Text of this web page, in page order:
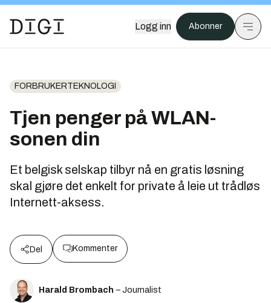
Logg inn Abonner
FORBRUKERTEKNOLOGI
Tjen penger på WLAN-
sonen din
Et belgisk selskap tilbyr nå en gratis løsning
skal gjøre det enkelt for private å leie ut trådløs
Internett-aksess.
Del Kommenter
Harald Brombach – Journalist